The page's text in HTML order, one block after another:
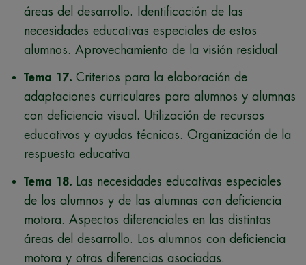
áreas del desarrollo. Identificación de las
necesidades educativas especiales de estos
alumnos. Aprovechamiento de la visión residual
Tema 17. Criterios para la elaboración de
adaptaciones curriculares para alumnos y alumnas
con deficiencia visual. Utilización de recursos
educativos y ayudas técnicas. Organización de la
respuesta educativa
Tema 18. Las necesidades educativas especiales
de los alumnos y de las alumnas con deficiencia
motora. Aspectos diferenciales en las distintas
áreas del desarrollo. Los alumnos con deficiencia
motora y otras diferencias asociadas.